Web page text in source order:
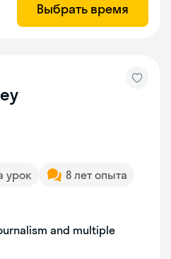
Выбрать время
урок
8 лет опыта
and multiple